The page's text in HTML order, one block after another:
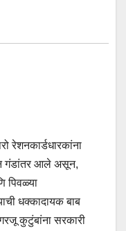
रेशनकार्डधारकांना
गंडांतर आले असून,
पिवळ्या
धक्कादायक बाब
कुटुंबांना सरकारी